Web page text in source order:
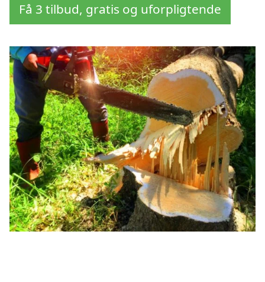
Få 3 tilbud, gratis og uforpligtende